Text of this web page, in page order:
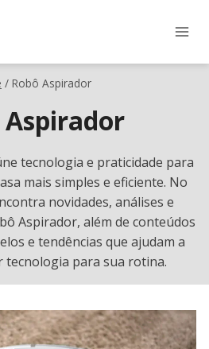
/ Robô Aspirador
Aspirador
tecnologia e praticidade para
mais simples e eficiente. No
novidades, análises e
Aspirador, além de conteúdos
e tendências que ajudam a
tecnologia para sua rotina.